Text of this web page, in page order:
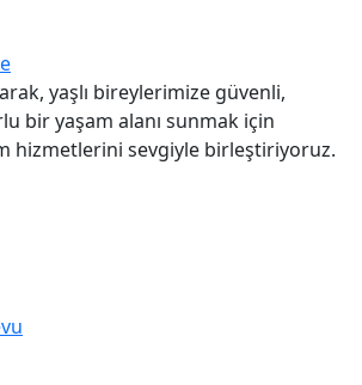
yaşlı bireylerimize güvenli,
bir yaşam alanı sunmak için
hizmetlerini sevgiyle birleştiriyoruz.